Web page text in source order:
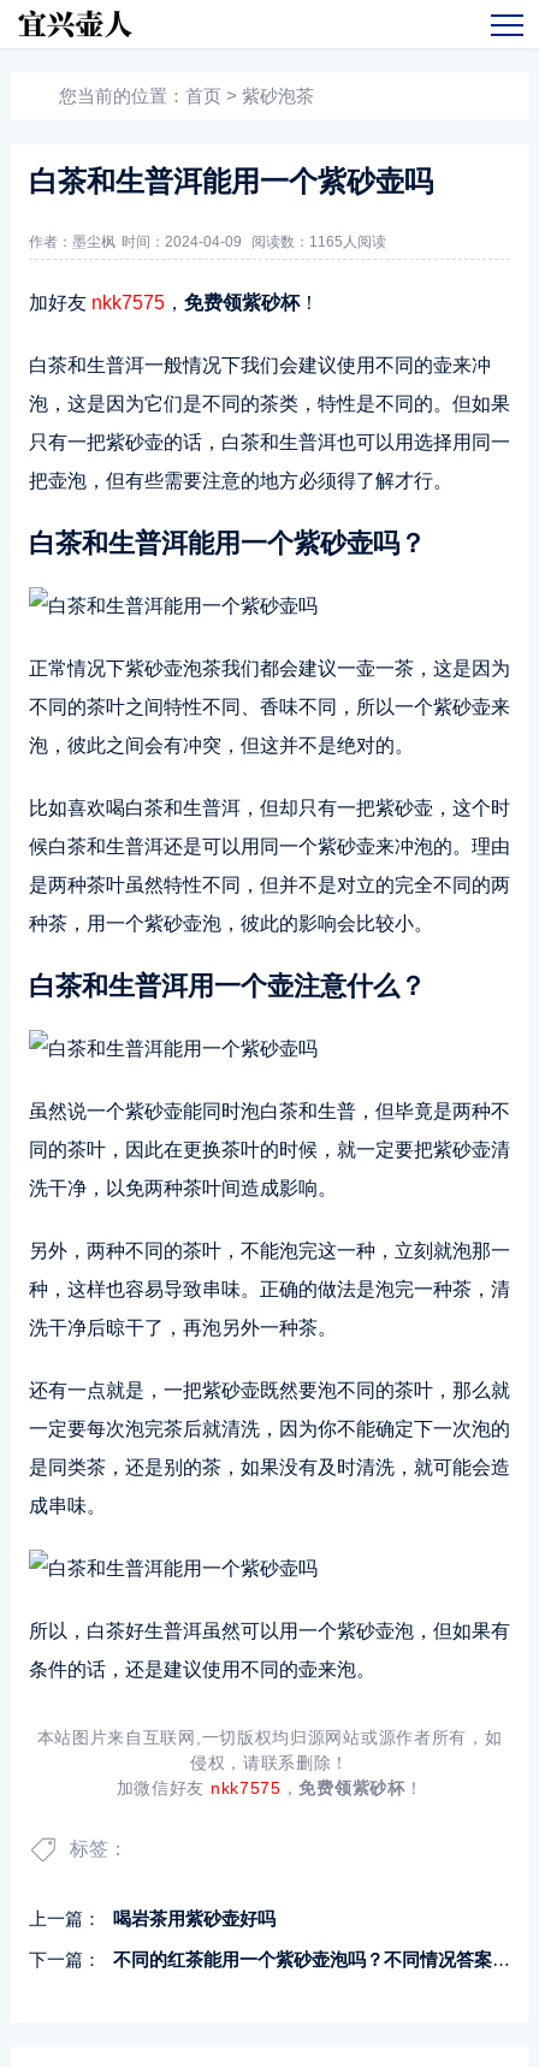
您当前的位置： 首页 > 紫砂泡茶
白茶和生普洱能用一个紫砂壶吗
作者：墨尘枫 时间：2024-04-09 阅读数： 1165人阅读
加好友 nkk7575， 免费领紫砂杯！
白茶和生普洱一般情况下我们会建议使用不同的壶来冲
泡，这是因为它们是不同的茶类，特性是不同的。但如果
只有一把紫砂壶的话，白茶和生普洱也可以用选择用同一
把壶泡，但有些需要注意的地方必须得了解才行。
白茶和生普洱能用一个紫砂壶吗？
正常情况下紫砂壶泡茶我们都会建议一壶一茶，这是因为
不同的茶叶之间特性不同、香味不同，所以一个紫砂壶来
泡，彼此之间会有冲突，但这并不是绝对的。
比如喜欢喝白茶和生普洱，但却只有一把紫砂壶，这个时
候白茶和生普洱还是可以用同一个紫砂壶来冲泡的。理由
是两种茶叶虽然特性不同，但并不是对立的完全不同的两
种茶，用一个紫砂壶泡，彼此的影响会比较小。
白茶和生普洱用一个壶注意什么？
虽然说一个紫砂壶能同时泡白茶和生普，但毕竟是两种不
同的茶叶，因此在更换茶叶的时候，就一定要把紫砂壶清
洗干净，以免两种茶叶间造成影响。
另外，两种不同的茶叶，不能泡完这一种，立刻就泡那一
种，这样也容易导致串味。正确的做法是泡完一种茶，清
洗干净后晾干了，再泡另外一种茶。
还有一点就是，一把紫砂壶既然要泡不同的茶叶，那么就
一定要每次泡完茶后就清洗，因为你不能确定下一次泡的
是同类茶，还是别的茶，如果没有及时清洗，就可能会造
成串味。
所以，白茶好生普洱虽然可以用一个紫砂壶泡，但如果有
条件的话，还是建议使用不同的壶来泡。
本站图片来自互联网,一切版权均归源网站或源作者所有，如
侵权，请联系删除！
加微信好友 nkk7575 ，免费领紫砂杯！
标签：
上一篇：
喝岩茶用紫砂壶好吗
下一篇：
不同的红茶能用一个紫砂壶泡吗？不同情况答案不同